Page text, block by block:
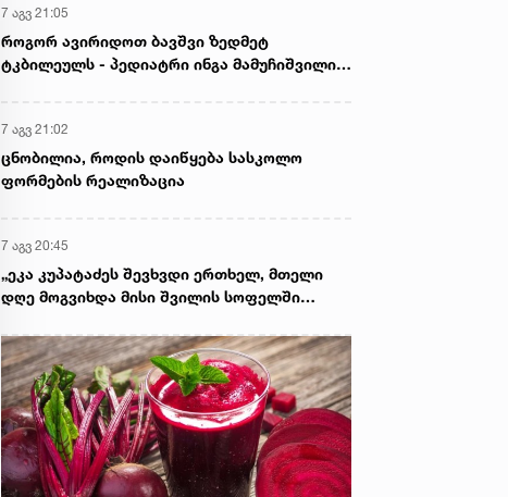
7 აგვ 21:05
როგორ ავირიდოთ ბავშვი ზედმეტ
ტკბილეულს - პედიატრი ინგა მამუჩიშვილი
7 აგვ 21:02
ცნობილია, როდის დაიწყება სასკოლო
ფორმების რეალიზაცია
7 აგვ 20:45
„ეკა კუპატაძეს შევხვდი ერთხელ, მთელი
დღე მოგვიხდა მისი შვილის სოფელში
გიორგი კეკელიძე გიგა ავალიანის დედაზე
წერს